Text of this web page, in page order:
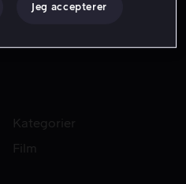
Kategorier
Film
Jeg accepterer